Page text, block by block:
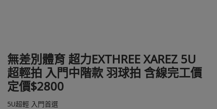
無差別體育 超力EXTHREE XAREZ 5U
超輕拍 入門中階款 羽球拍 含線完工價
定價$2800
5U超輕 入門首選